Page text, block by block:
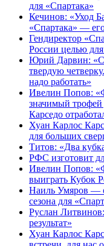
для «Спартака»
Кечинов: «Уход
«Спартака» —
Гендиректор
России целью
Юрий Дарвин:
твердую
надо работать»
Ивелин Попов:
значимый трофей
Карседо
Хуан Карлос
для больших
Титов: «Два
РФС изготовит
Ивелин Попов:
выиграть Кубок
Наиль Умяров —
сезона для
Руслан
результат»
Хуан Карлос